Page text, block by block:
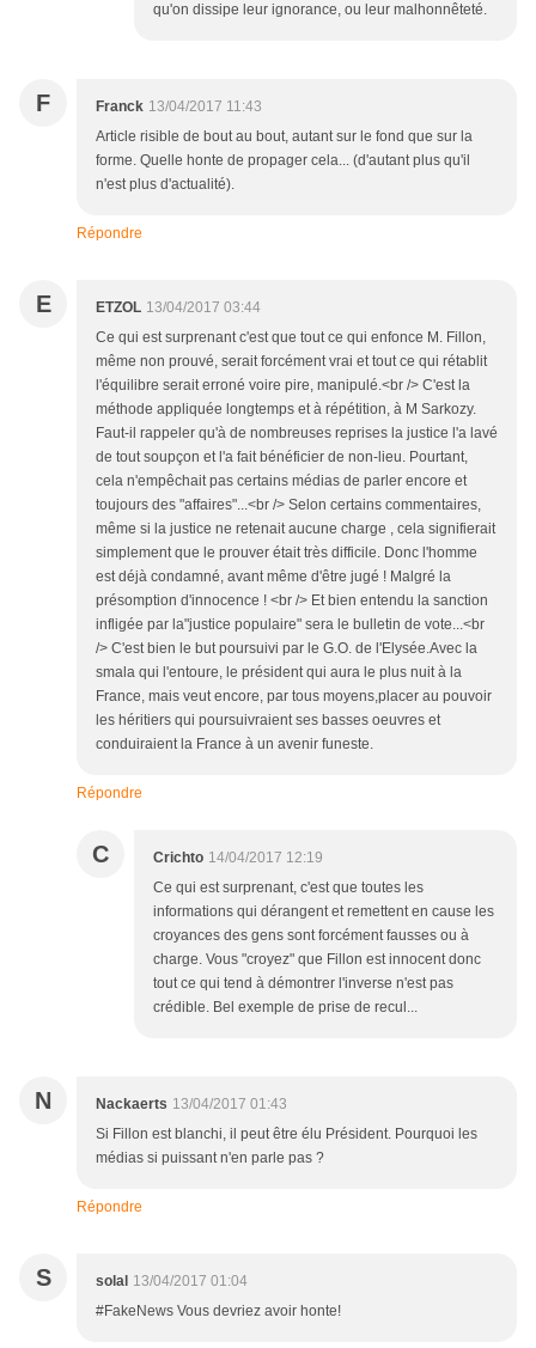
qu'on dissipe leur ignorance, ou leur malhonnêteté.
F Franck 13/04/2017 11:43
Article risible de bout au bout, autant sur le fond que sur la
forme. Quelle honte de propager cela... (d'autant plus qu'il
n'est plus d'actualité).
Répondre
E ETZOL 13/04/2017 03:44
Ce qui est surprenant c'est que tout ce qui enfonce M. Fillon,
même non prouvé, serait forcément vrai et tout ce qui rétablit
l'équilibre serait erroné voire pire, manipulé.<br /> C'est la
méthode appliquée longtemps et à répétition, à M Sarkozy.
Faut-il rappeler qu'à de nombreuses reprises la justice l'a lavé
de tout soupçon et l'a fait bénéficier de non-lieu. Pourtant,
cela n'empêchait pas certains médias de parler encore et
toujours des "affaires"...<br /> Selon certains commentaires,
même si la justice ne retenait aucune charge , cela signifierait
simplement que le prouver était très difficile. Donc l'homme
est déjà condamné, avant même d'être jugé ! Malgré la
présomption d'innocence ! <br /> Et bien entendu la sanction
infligée par la"justice populaire" sera le bulletin de vote...<br
/> C'est bien le but poursuivi par le G.O. de l'Elysée.Avec la
smala qui l'entoure, le président qui aura le plus nuit à la
France, mais veut encore, par tous moyens,placer au pouvoir
les héritiers qui poursuivraient ses basses oeuvres et
conduiraient la France à un avenir funeste.
Répondre
C Crichto 14/04/2017 12:19
Ce qui est surprenant, c'est que toutes les
informations qui dérangent et remettent en cause les
croyances des gens sont forcément fausses ou à
charge. Vous "croyez" que Fillon est innocent donc
tout ce qui tend à démontrer l'inverse n'est pas
crédible. Bel exemple de prise de recul...
N Nackaerts 13/04/2017 01:43
Si Fillon est blanchi, il peut être élu Président. Pourquoi les
médias si puissant n'en parle pas ?
Répondre
S solal 13/04/2017 01:04
#FakeNews Vous devriez avoir honte!